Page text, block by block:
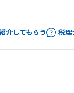
介してもらう 税理